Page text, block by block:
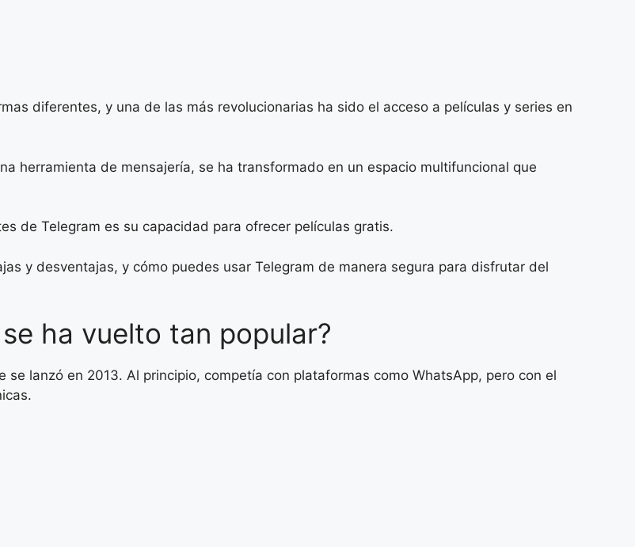
diferentes, y una de las más revolucionarias ha sido el acceso a películas y series en
herramienta de mensajería, se ha transformado en un espacio multifuncional que
de Telegram es su capacidad para ofrecer películas gratis.
y desventajas, y cómo puedes usar Telegram de manera segura para disfrutar del
ha vuelto tan popular?
lanzó en 2013. Al principio, competía con plataformas como WhatsApp, pero con el